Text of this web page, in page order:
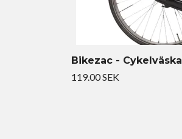
Bikezac - Cykelväska
119.00 SEK